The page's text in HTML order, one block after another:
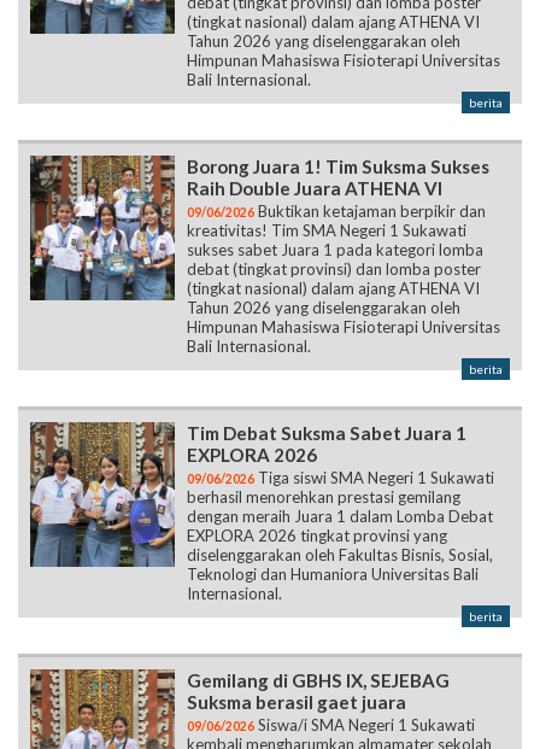
(tingkat nasional) dalam ajang ATHENA VI
Tahun 2026 yang diselenggarakan oleh
Himpunan Mahasiswa Fisioterapi Universitas
Bali Internasional.
berita
Borong Juara 1! Tim Suksma Sukses
Raih Double Juara ATHENA VI
09/06/2026 Buktikan ketajaman berpikir dan
kreativitas! Tim SMA Negeri 1 Sukawati
sukses sabet Juara 1 pada kategori lomba
debat (tingkat provinsi) dan lomba poster
(tingkat nasional) dalam ajang ATHENA VI
Tahun 2026 yang diselenggarakan oleh
Himpunan Mahasiswa Fisioterapi Universitas
Bali Internasional.
berita
Tim Debat Suksma Sabet Juara 1
EXPLORA 2026
09/06/2026 Tiga siswi SMA Negeri 1 Sukawati
berhasil menorehkan prestasi gemilang
dengan meraih Juara 1 dalam Lomba Debat
EXPLORA 2026 tingkat provinsi yang
diselenggarakan oleh Fakultas Bisnis, Sosial,
Teknologi dan Humaniora Universitas Bali
Internasional.
berita
Gemilang di GBHS IX, SEJEBAG
Suksma berasil gaet juara
09/06/2026 Siswa/i SMA Negeri 1 Sukawati
kembali mengharumkan almamater sekolah